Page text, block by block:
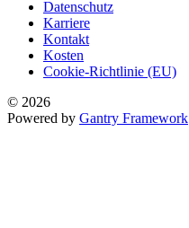
Datenschutz
Karriere
Kontakt
Kosten
Cookie-Richtlinie (EU)
© 2026
Powered by Gantry Framework